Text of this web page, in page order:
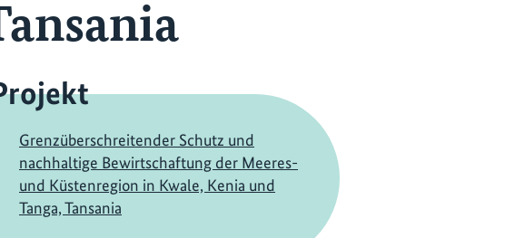
Grenzüberschreitender Schutz und
nachhaltige Bewirtschaftung der Meeres-
und Küstenregion in Kwale, Kenia und
Tanga, Tansania